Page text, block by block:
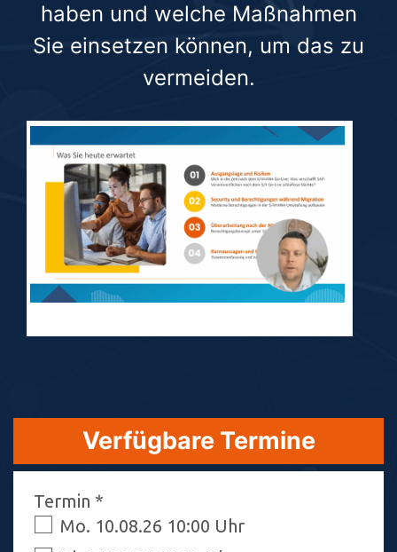
haben und welche Maßnahmen
Sie einsetzen können, um das zu
vermeiden.
Verfügbare Termine